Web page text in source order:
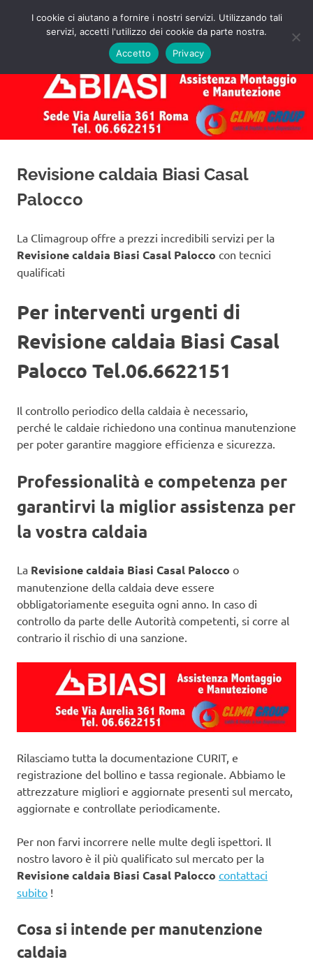
Assistenza
Caldaie
Biasi
Roma
Preventivo!
MENU
Revisione caldaia Biasi Casal
Palocco
La Climagroup offre a prezzi incredibili servizi per la
Revisione caldaia Biasi Casal Palocco con tecnici
qualificati
Per interventi urgenti di
Revisione caldaia Biasi Casal
Palocco Tel.06.6622151
Il controllo periodico della caldaia è necessario,
perché le caldaie richiedono una continua manutenzione
per poter garantire maggiore efficienza e sicurezza.
Professionalità e competenza per
garantirvi la miglior assistenza per
la vostra caldaia
La Revisione caldaia Biasi Casal Palocco o
manutenzione della caldaia deve essere
obbligatoriamente eseguita ogni anno. In caso di
controllo da parte delle Autorità competenti, si corre al
contrario il rischio di una sanzione.
Rilasciamo tutta la documentazione CURIT, e
registrazione del bollino e tassa regionale. Abbiamo le
attrezzature migliori e aggiornate presenti sul mercato,
aggiornate e controllate periodicamente.
Per non farvi incorrere nelle multe degli ispettori. Il
nostro lavoro è il più qualificato sul mercato per la
Revisione caldaia Biasi Casal Palocco contattaci
subito !
Cosa si intende per manutenzione
caldaia
I cookie ci aiutano a fornire i nostri servizi. Utilizzando tali
servizi, accetti l'utilizzo dei cookie da parte nostra.
Accetto
Privacy